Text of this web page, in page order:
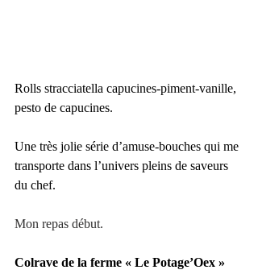
Rolls stracciatella capucines-piment-vanille,
pesto de capucines.
Une très jolie série d’amuse-bouches qui me
transporte dans l’univers pleins de saveurs
du chef.
Mon repas début.
Colrave de la ferme « Le Potage’Oex »